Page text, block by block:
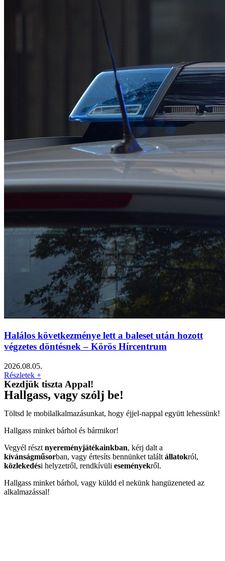
Halálos következménye lett a baleset után hozott
végzetes döntésnek – Körös Hírcentrum
2026.08.05.
Részletek +
Kezdjük tiszta Appal!
Hallgass, vagy szólj be!
Töltsd le mobilalkalmazásunkat, hogy éjjel-nappal együtt lehessünk!
Hallgass minket bárhol és bármikor!
Vegyél részt nyereményjátékainkban, kérj dalt a
kívánságműsorban, vagy értesíts bennünket talált állatokról,
közlekedési helyzetről, rendkívüli eseményekről.
Hallgass minket bárhol, vagy küldd el nekünk hangüzeneted az
alkalmazással!